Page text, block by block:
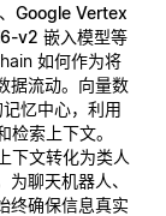
、 Google Vertex
v2 嵌入模型等
如何作为将
据流动。向量数
忆中心，利用
索上下文。
下文转化为类人
聊天机器人、
终确保信息真实